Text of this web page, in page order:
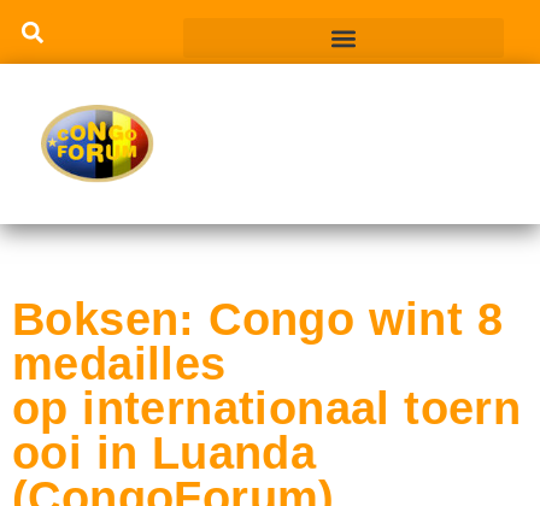
Boksen: Congo wint 8
medailles
op internationaal toern
ooi in Luanda